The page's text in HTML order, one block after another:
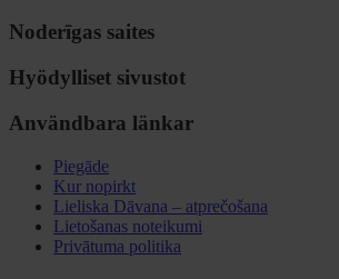
Noderīgas saites
Hyödylliset sivustot
Användbara länkar
Piegāde
Kur nopirkt
Lieliska Dāvana – atprečošana
Lietošanas noteikumi
Privātuma politika